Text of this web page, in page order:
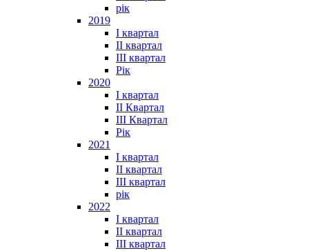
рік
2019
I квартал
II квартал
III квартал
Рік
2020
I квартал
II Квартал
III Квартал
Рік
2021
I квартал
II квартал
III квартал
рік
2022
I квартал
II квартал
ІІІ квартал